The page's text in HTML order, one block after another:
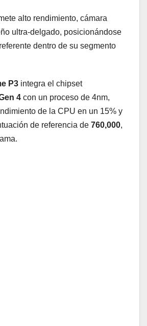
alto rendimiento, cámara
ultra-delgado, posicionándose
dentro de su segmento
P3 integra el chipset
4 con un proceso de 4nm,
de la CPU en un 15% y
de referencia de 760,000,